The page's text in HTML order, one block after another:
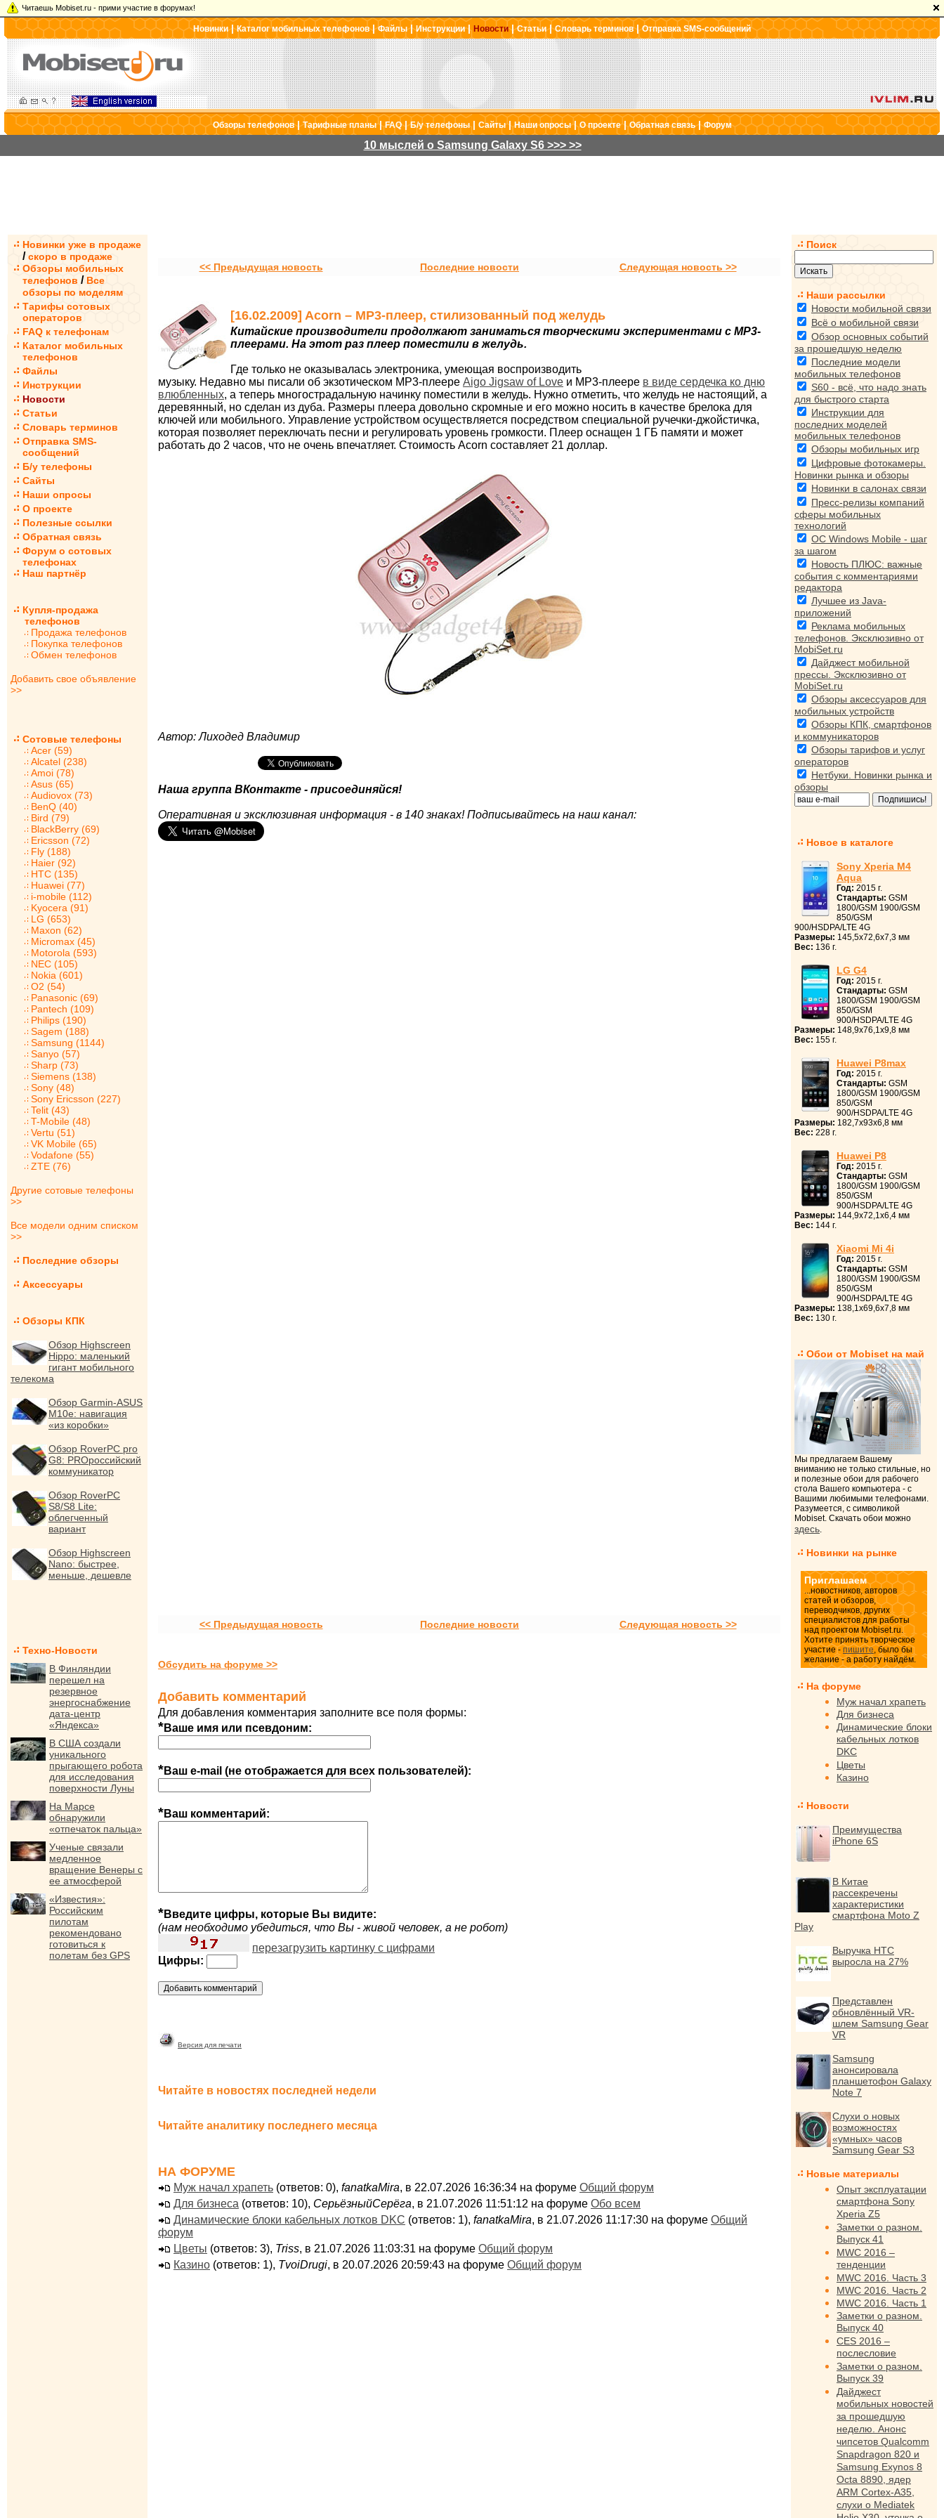
Читаешь Mobiset.ru - прими участие в форумах!
Новинки|Каталог мобильных телефонов|Файлы|Инструкции| Новости|Статьи|Словарь терминов|Отправка SMS-сообщений
Обзоры телефонов|Тарифные планы|FAQ|Б/у телефоны| Сайты|Наши опросы|О проекте|Обратная связь|Форум
10 мыслей о Samsung Galaxy S6 >>> >>
Новинки уже в продаже
/ скоро в продаже
Обзоры мобильных
телефонов / Все
обзоры по моделям
Тарифы сотовых
операторов
FAQ к телефонам
Каталог мобильных
телефонов
Файлы
Инструкции
Новости
Статьи
Словарь терминов
Отправка SMS-
сообщений
Б/у телефоны
Сайты
Наши опросы
О проекте
Полезные ссылки
Обратная связь
Форум о сотовых
телефонах
Наш партнёр
Купля-продажа
телефонов
Продажа телефонов
Покупка телефонов
Обмен телефонов
Добавить свое объявление
>>
Сотовые телефоны
Acer (59)
Alcatel (238)
Amoi (78)
Asus (65)
Audiovox (73)
BenQ (40)
Bird (79)
BlackBerry (69)
Ericsson (72)
Fly (188)
Haier (92)
HTC (135)
Huawei (77)
i-mobile (112)
Kyocera (91)
LG (653)
Maxon (62)
Micromax (45)
Motorola (593)
NEC (105)
Nokia (601)
O2 (54)
Panasonic (69)
Pantech (109)
Philips (190)
Sagem (188)
Samsung (1144)
Sanyo (57)
Sharp (73)
Siemens (138)
Sony (48)
Sony Ericsson (227)
Telit (43)
T-Mobile (48)
Vertu (51)
VK Mobile (65)
Vodafone (55)
ZTE (76)
Другие сотовые телефоны
>>
Все модели одним списком
>>
Последние обзоры
Аксессуары
Обзоры КПК
Обзор Highscreen
Hippo: маленький
гигант мобильного
телекома
Обзор Garmin-ASUS
M10e: навигация
«из коробки»
Обзор RoverPC pro
G8: PROроссийский
коммуникатор
Обзор RoverPC
S8/S8 Lite:
облегченный
вариант
Обзор Highscreen
Nano: быстрее,
меньше, дешевле
Техно-Новости
В Финляндии
перешел на
резервное
энергоснабжение
дата-центр
«Яндекса»
В США создали
уникального
прыгающего робота
для исследования
поверхности Луны
На Марсе
обнаружили
«отпечаток пальца»
Ученые связали
медленное
вращение Венеры с
ее атмосферой
«Известия»:
Российским
пилотам
рекомендовано
готовиться к
полетам без GPS
<< Предыдущая новость Последние новости Следующая новость >>
[16.02.2009] Acorn – МР3-плеер, стилизованный под желудь
Китайские производители продолжают заниматься творческими экспериментами с МР3-
плеерами. На этот раз плеер поместили в желудь.
Где только не оказывалась электроника, умеющая воспроизводить
музыку. Недавно мы писали об экзотическом MP3-плеере Aigo Jigsaw of Love и МР3-плеере в виде сердечка ко дню
влюбленных, а теперь многострадальную начинку поместили в желудь. Нужно отметить, что желудь не настоящий, а
деревянный, но сделан из дуба. Размеры плеера довольно скромные и его можно носить в качестве брелока для
ключей или мобильного. Управление устройством осуществляется посредством специальной ручечки-джойстичка,
которая позволяет переключать песни и регулировать уровень громкости. Плеер оснащен 1 ГБ памяти и может
работать до 2 часов, что не очень впечатляет. Стоимость Acorn составляет 21 доллар.
Автор: Лиходед Владимир
Наша группа ВКонтакте - присоединяйся!
Оперативная и эксклюзивная информация - в 140 знаках! Подписывайтесь на наш канал:
<< Предыдущая новость Последние новости Следующая новость >>
Обсудить на форуме >>
Добавить комментарий
Для добавления комментария заполните все поля формы:
*Ваше имя или псевдоним:
*Ваш e-mail (не отображается для всех пользователей):
*Ваш комментарий:
*Введите цифры, которые Вы видите:
(нам необходимо убедиться, что Вы - живой человек, а не робот)
перезагрузить картинку с цифрами
Цифры:
Версия для печати
Читайте в новостях последней недели
Читайте аналитику последнего месяца
НА ФОРУМЕ
Муж начал храпеть (ответов: 0), fanatkaMira, в 22.07.2026 16:36:34 на форуме Общий форум
Для бизнеса (ответов: 10), СерьёзныйСерёга, в 21.07.2026 11:51:12 на форуме Обо всем
Динамические блоки кабельных лотков DKC (ответов: 1), fanatkaMira, в 21.07.2026 11:17:30 на форуме Общий
форум
Цветы (ответов: 3), Triss, в 21.07.2026 11:03:31 на форуме Общий форум
Казино (ответов: 1), TvoiDrugi, в 20.07.2026 20:59:43 на форуме Общий форум
Поиск
Наши рассылки
Новости мобильной связи
Всё о мобильной связи
Обзор основных событий
за прошедшую неделю
Последние модели
мобильных телефонов
S60 - всё, что надо знать
для быстрого старта
Инструкции для
последних моделей
мобильных телефонов
Обзоры мобильных игр
Цифровые фотокамеры.
Новинки рынка и обзоры
Новинки в салонах связи
Пресс-релизы компаний
сферы мобильных
технологий
ОС Windows Mobile - шаг
за шагом
Новость ПЛЮС: важные
события с комментариями
редактора
Лучшее из Java-
приложений
Реклама мобильных
телефонов. Эксклюзивно от
MobiSet.ru
Дайджест мобильной
прессы. Эксклюзивно от
MobiSet.ru
Обзоры аксессуаров для
мобильных устройств
Обзоры КПК, смартфонов
и коммуникаторов
Обзоры тарифов и услуг
операторов
Нетбуки. Новинки рынка и
обзоры
Новое в каталоге
Sony Xperia M4
Aqua
Год: 2015 г.
Стандарты: GSM
1800/GSM 1900/GSM
850/GSM
900/HSDPA/LTE 4G
Размеры: 145,5x72,6x7,3 мм
Вес: 136 г.
LG G4
Год: 2015 г.
Стандарты: GSM
1800/GSM 1900/GSM
850/GSM
900/HSDPA/LTE 4G
Размеры: 148,9x76,1x9,8 мм
Вес: 155 г.
Huawei P8max
Год: 2015 г.
Стандарты: GSM
1800/GSM 1900/GSM
850/GSM
900/HSDPA/LTE 4G
Размеры: 182,7x93x6,8 мм
Вес: 228 г.
Huawei P8
Год: 2015 г.
Стандарты: GSM
1800/GSM 1900/GSM
850/GSM
900/HSDPA/LTE 4G
Размеры: 144,9x72,1x6,4 мм
Вес: 144 г.
Xiaomi Mi 4i
Год: 2015 г.
Стандарты: GSM
1800/GSM 1900/GSM
850/GSM
900/HSDPA/LTE 4G
Размеры: 138,1x69,6x7,8 мм
Вес: 130 г.
Обои от Mobiset на май
Мы предлагаем Вашему
вниманию не только стильные, но
и полезные обои для рабочего
стола Вашего компьютера - с
Вашими любимыми телефонами.
Разумеется, с символикой
Mobiset. Скачать обои можно
здесь.
Новинки на рынке
Приглашаем
...новостников, авторов
статей и обзоров,
переводчиков, других
специалистов для работы
над проектом Mobiset.ru.
Хотите принять творческое
участие - пишите, было бы
желание - а работу найдём.
На форуме
Муж начал храпеть
Для бизнеса
Динамические блоки
кабельных лотков
DKC
Цветы
Казино
Новости
Преимущества
iPhone 6S
В Китае
рассекречены
характеристики
смартфона Moto Z
Play
Выручка HTC
выросла на 27%
Представлен
обновлённый VR-
шлем Samsung Gear
VR
Samsung
анонсировала
планшетофон Galaxy
Note 7
Слухи о новых
возможностях
«умных» часов
Samsung Gear S3
Новые материалы
Опыт эксплуатации
смартфона Sony
Xperia Z5
Заметки о разном.
Выпуск 41
MWC 2016 –
тенденции
MWC 2016. Часть 3
MWC 2016. Часть 2
MWC 2016. Часть 1
Заметки о разном.
Выпуск 40
CES 2016 –
послесловие
Заметки о разном.
Выпуск 39
Дайджест
мобильных новостей
за прошедшую
неделю. Анонс
чипсетов Qualcomm
Snapdragon 820 и
Samsung Exynos 8
Octa 8890, ядер
ARM Cortex-A35,
слухи о Mediatek